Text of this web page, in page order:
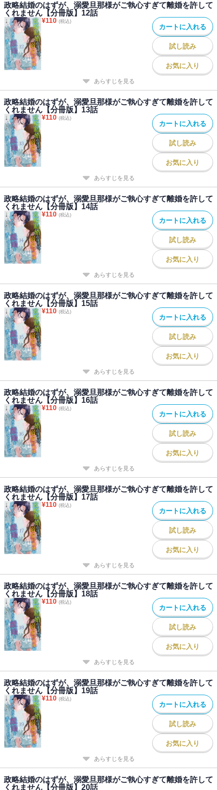
政略結婚のはずが、溺愛旦那様がご執心すぎて離婚を許して
くれません【分冊版】12話
¥110 (税込)
カートに入れる
試し読み
お気に入り
あらすじを見る
政略結婚のはずが、溺愛旦那様がご執心すぎて離婚を許して
くれません【分冊版】13話
¥110 (税込)
カートに入れる
試し読み
お気に入り
あらすじを見る
政略結婚のはずが、溺愛旦那様がご執心すぎて離婚を許して
くれません【分冊版】14話
¥110 (税込)
カートに入れる
試し読み
お気に入り
あらすじを見る
政略結婚のはずが、溺愛旦那様がご執心すぎて離婚を許して
くれません【分冊版】15話
¥110 (税込)
カートに入れる
試し読み
お気に入り
あらすじを見る
政略結婚のはずが、溺愛旦那様がご執心すぎて離婚を許して
くれません【分冊版】16話
¥110 (税込)
カートに入れる
試し読み
お気に入り
あらすじを見る
政略結婚のはずが、溺愛旦那様がご執心すぎて離婚を許して
くれません【分冊版】17話
¥110 (税込)
カートに入れる
試し読み
お気に入り
あらすじを見る
政略結婚のはずが、溺愛旦那様がご執心すぎて離婚を許して
くれません【分冊版】18話
¥110 (税込)
カートに入れる
試し読み
お気に入り
あらすじを見る
政略結婚のはずが、溺愛旦那様がご執心すぎて離婚を許して
くれません【分冊版】19話
¥110 (税込)
カートに入れる
試し読み
お気に入り
あらすじを見る
政略結婚のはずが、溺愛旦那様がご執心すぎて離婚を許して
くれません【分冊版】20話